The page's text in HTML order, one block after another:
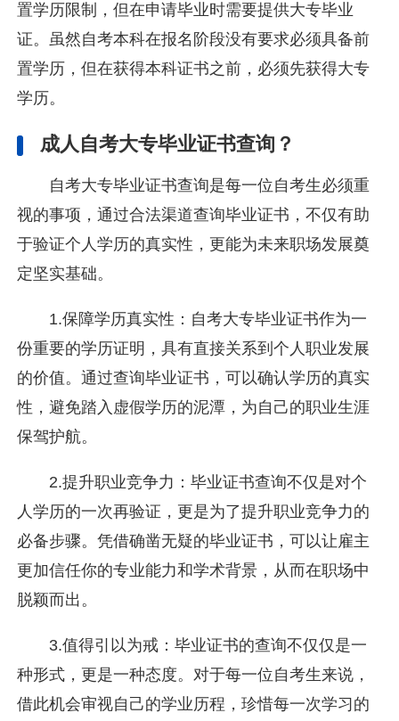
置学历限制，但在申请毕业时需要提供大专毕业
证。虽然自考本科在报名阶段没有要求必须具备前
置学历，但在获得本科证书之前，必须先获得大专
学历。
成人自考大专毕业证书查询？
自考大专毕业证书查询是每一位自考生必须重
视的事项，通过合法渠道查询毕业证书，不仅有助
于验证个人学历的真实性，更能为未来职场发展奠
定坚实基础。
1.保障学历真实性：自考大专毕业证书作为一
份重要的学历证明，具有直接关系到个人职业发展
的价值。通过查询毕业证书，可以确认学历的真实
性，避免踏入虚假学历的泥潭，为自己的职业生涯
保驾护航。
2.提升职业竞争力：毕业证书查询不仅是对个
人学历的一次再验证，更是为了提升职业竞争力的
必备步骤。凭借确凿无疑的毕业证书，可以让雇主
更加信任你的专业能力和学术背景，从而在职场中
脱颖而出。
3.值得引以为戒：毕业证书的查询不仅仅是一
种形式，更是一种态度。对于每一位自考生来说，
借此机会审视自己的学业历程，珍惜每一次学习的